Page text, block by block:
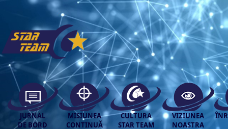
JURNAL
DE BORD
MISIUNEA
CONTINUĂ
CULTURA
STAR TEAM
VIZIUNEA
NOASTRA